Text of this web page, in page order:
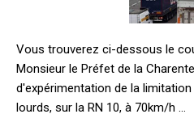
Vous trouverez ci-dessous le
Monsieur le Préfet de la
d'expérimentation de la
lourds, sur la RN 10, à 70km/h …